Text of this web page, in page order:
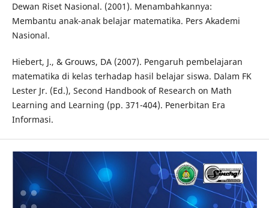
Dewan Riset Nasional. (2001). Menambahkannya:
Membantu anak-anak belajar matematika. Pers Akademi
Nasional.
Hiebert, J., & Grouws, DA (2007). Pengaruh pembelajaran
matematika di kelas terhadap hasil belajar siswa. Dalam FK
Lester Jr. (Ed.), Second Handbook of Research on Math
Learning and Learning (pp. 371-404). Penerbitan Era
Informasi.